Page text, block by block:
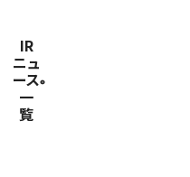
IR
ニュ
ース
一
覧